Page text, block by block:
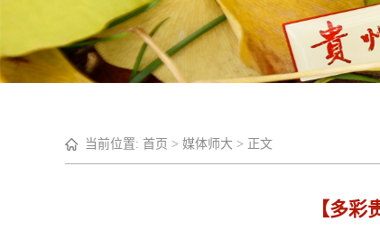
当前位置: 首页 > 媒体师大 > 正文
【多